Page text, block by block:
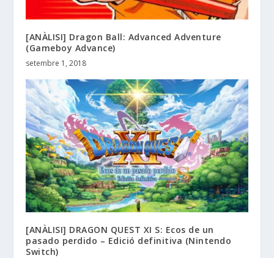
[ANÀLISI] Dragon Ball: Advanced Adventure
(Gameboy Advance)
setembre 1, 2018
[ANÀLISI] DRAGON QUEST XI S: Ecos de un
pasado perdido – Edició definitiva (Nintendo
Switch)